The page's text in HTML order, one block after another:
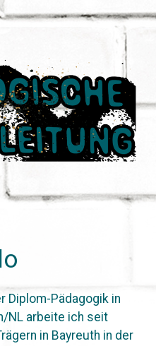
Diplom-Pädagogik in
NL arbeite ich seit
in Bayreuth in der